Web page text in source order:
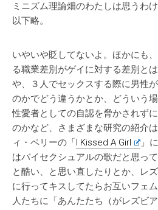
ミニズム理論畑のわたしは思うわ
以下略。
いやいや貶してないよ。ほかにも
る職業差別がゲイに対する差別と
や、３人でセックスする際に男性
のかでどう違うかとか、どういう
性愛者としての自認を脅かされず
のかなど、さまざまな研究の紹介
ィ・ペリーの「I Kissed A Girl
」
はバイセクシュアルの歌だと思っ
と酷い、と思い直したりとか、レ
に行ってキスしてたらお互いフェ
人たちに「あんたたち（がレズビ